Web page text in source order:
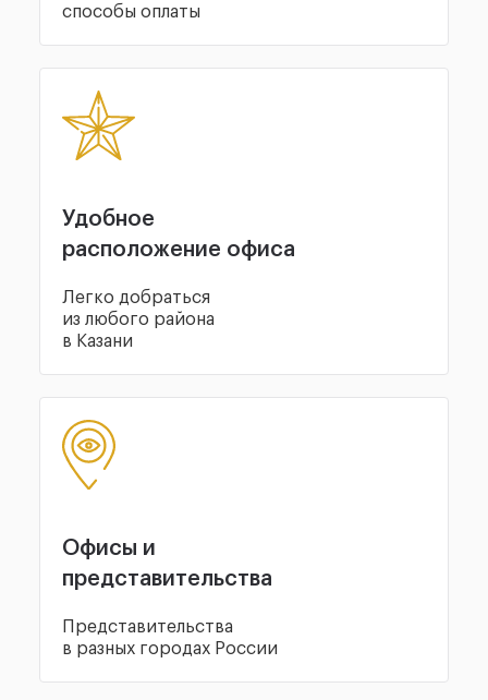
способы оплаты
Удобное
расположение офиса
Легко добраться
из любого района
в Казани
Офисы и
представительства
Представительства
в разных городах России